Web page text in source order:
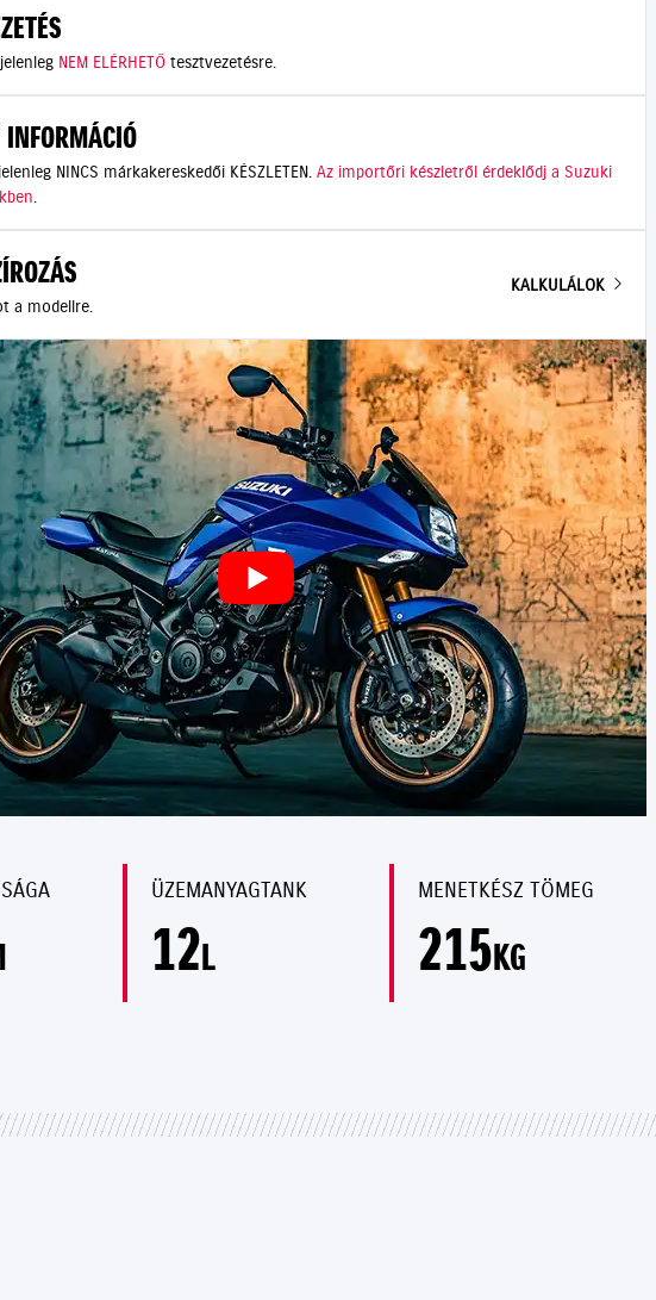
NEM ELÉRHETŐ tesztvezetésre.
NINCS márkakereskedői KÉSZLETEN.Az importőri készletről érdeklődj a Suzuki
.
a modellre.
KALKULÁLOK
ÜZEMANYAGTANK
12L
MENETKÉSZ TÖMEG
215KG